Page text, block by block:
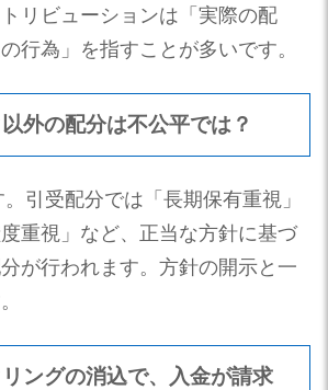
リビューションは「実際の配
行為」を指すことが多いです。
外の配分は不公平では？
引受配分では「長期保有重視」
度重視」など、正当な方針に基づ
が行われます。方針の開示と一
ングの消込で、入金が請求